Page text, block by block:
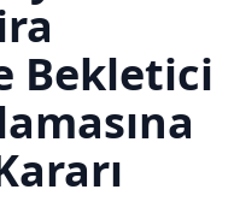
Bekletici